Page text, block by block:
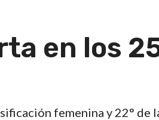
en los
femenina y 22° de